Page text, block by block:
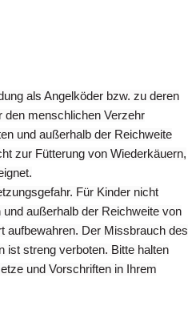
als Angelköder bzw. zu deren
den menschlichen Verzehr
und außerhalb der Reichweite
zur Fütterung von Wiederkäuern,
Für Kinder nicht
außerhalb der Reichweite von
aufbewahren. Der Missbrauch des
ist streng verboten. Bitte halten
und Vorschriften in Ihrem